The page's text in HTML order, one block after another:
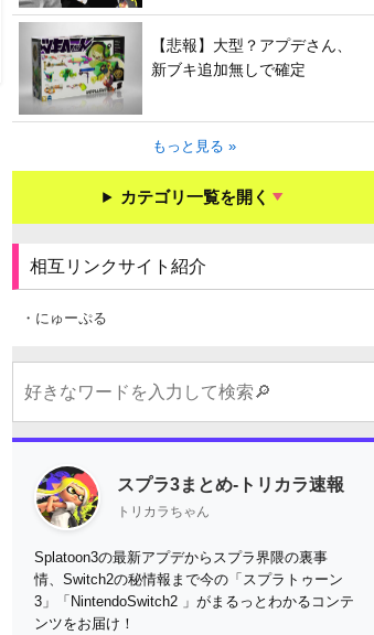
【悲報】大型？アプデさん、
新ブキ追加無しで確定
もっと見る »
カテゴリ一覧を開く
相互リンクサイト紹介
・にゅーぷる
スプラ3まとめ-トリカラ速報
トリカラちゃん
Splatoon3の最新アプデからスプラ界隈の裏事
情、Switch2の秘情報まで今の「スプラトゥーン
3」「NintendoSwitch2 」がまるっとわかるコンテ
ンツをお届け！